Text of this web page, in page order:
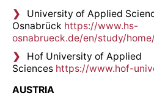
University of Applied
Osnabrück https://www.hs-
osnabrueck.de/en/study/home/
Hof University of Applied
Sciences https://www.hof-
AUSTRIA